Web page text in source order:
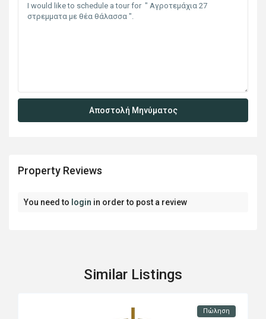
Property Reviews
You need to login in order to post a review
Similar Listings
Πώληση